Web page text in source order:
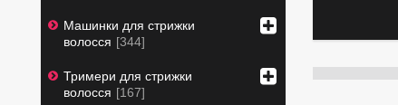
Машинки для стрижки
волосся
344
Тримери для стрижки
волосся
167